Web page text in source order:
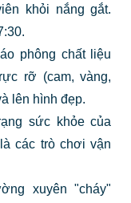
khỏi nắng gắt.
phông chất liệu
rỡ (cam, vàng,
lên hình đẹp.
sức khỏe của
các trò chơi vận
xuyên "cháy"